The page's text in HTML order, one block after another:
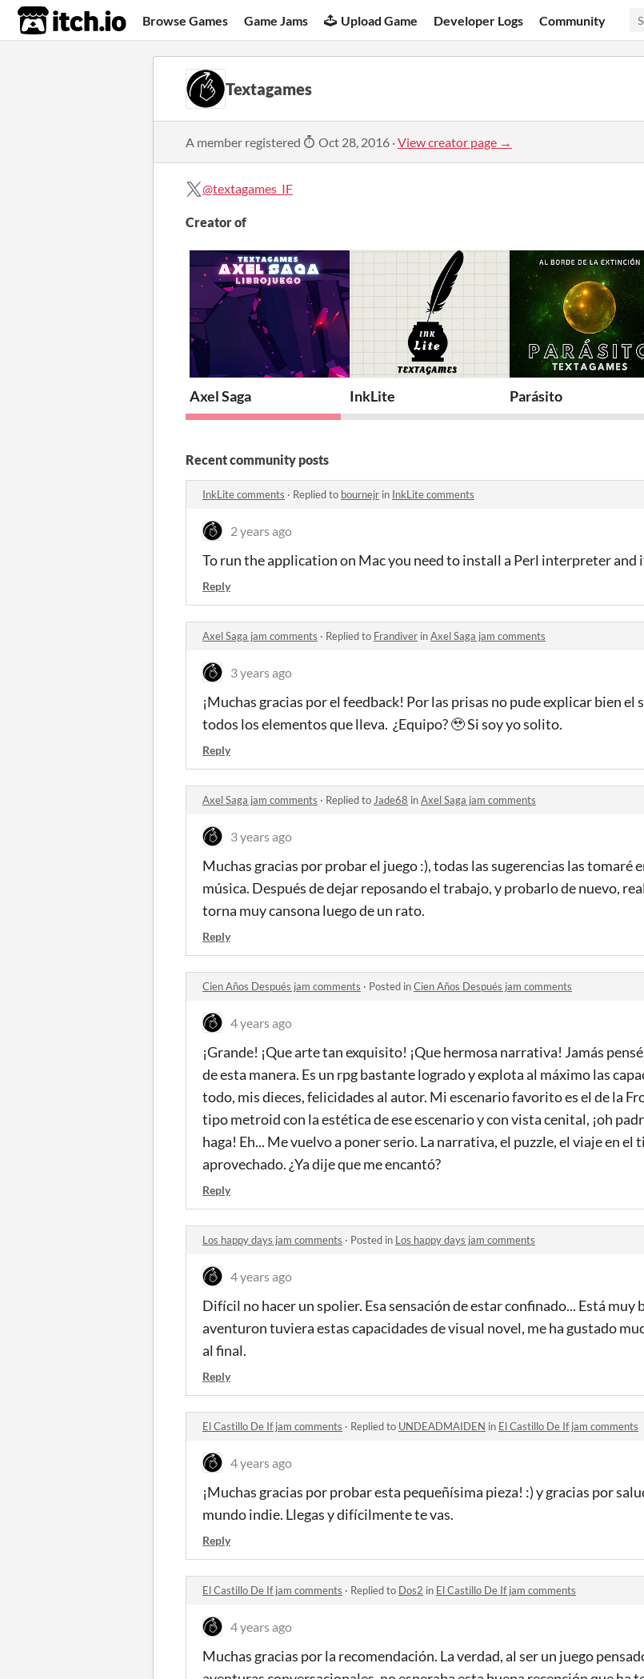
itch.io Browse Games Game Jams Upload Game Developer Logs Community
Textagames
A member registered Oct 28, 2016 ·View creator page →
@textagames_IF
Creator of
Axel Saga InkLite Parásito
Recent community posts
InkLite comments · Replied to bournejr in InkLite comments
2 years ago
To run the application on Mac you need to install a Perl interpreter and
Reply
Axel Saga jam comments · Replied to Frandiver inAxel Saga jam comments
3 years ago
¡Muchas gracias por el feedback! Por las prisas no pude explicar bien
todos los elementos que lleva. ¿Equipo? 🥹 Si soy yo solito.
Reply
Axel Saga jam comments · Replied to Jade68 inAxel Saga jam comments
3 years ago
Muchas gracias por probar el juego :), todas las sugerencias las tomaré
música. Después de dejar reposando el trabajo, y probarlo de nuevo,
torna muy cansona luego de un rato.
Reply
Cien Años Después jam comments · Posted inCien Años Después jam comments
4 years ago
¡Grande! ¡Que arte tan exquisito! ¡Que hermosa narrativa! Jamás
de esta manera. Es un rpg bastante logrado y explota al máximo las
todo, mis dieces, felicidades al autor. Mi escenario favorito es el de la
tipo metroid con la estética de ese escenario y con vista cenital, ¡oh
haga! Eh... Me vuelvo a poner serio. La narrativa, el puzzle, el viaje en el
aprovechado. ¿Ya dije que me encantó?
Reply
Los happy days jam comments · Posted in Los happy days jam comments
4 years ago
Difícil no hacer un spolier. Esa sensación de estar confinado... Está muy
aventuron tuviera estas capacidades de visual novel, me ha gustado
al final.
Reply
El Castillo De If jam comments · Replied to UNDEADMAIDEN in El Castillo De If jam comments
4 years ago
¡Muchas gracias por probar esta pequeñísima pieza! :) y gracias por
mundo indie. Llegas y difícilmente te vas.
Reply
El Castillo De If jam comments · Replied to Dos2 in El Castillo De If jam comments
4 years ago
Muchas gracias por la recomendación. La verdad, al ser un juego